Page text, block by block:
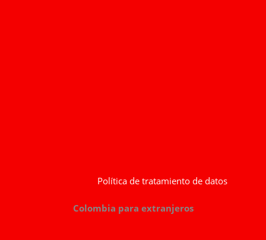
Política de tratamiento de datos
Colombia para extranjeros